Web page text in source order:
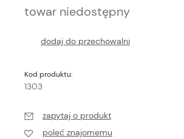
towar niedostępny
dodaj do przechowalni
Kod produktu:
1303
zapytaj o produkt
poleć znajomemu